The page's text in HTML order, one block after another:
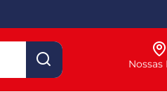
Nossas